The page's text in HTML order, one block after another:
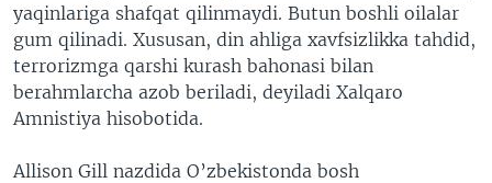
yaqinlariga shafqat qilinmaydi. Butun boshli oilalar
gum qilinadi. Xususan, din ahliga xavfsizlikka tahdid,
terrorizmga qarshi kurash bahonasi bilan
berahmlarcha azob beriladi, deyiladi Xalqaro
Amnistiya hisobotida.
Allison Gill nazdida O’zbekistonda bosh